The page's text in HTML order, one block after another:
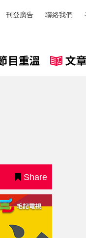
刊登廣告 聯絡我們
Share